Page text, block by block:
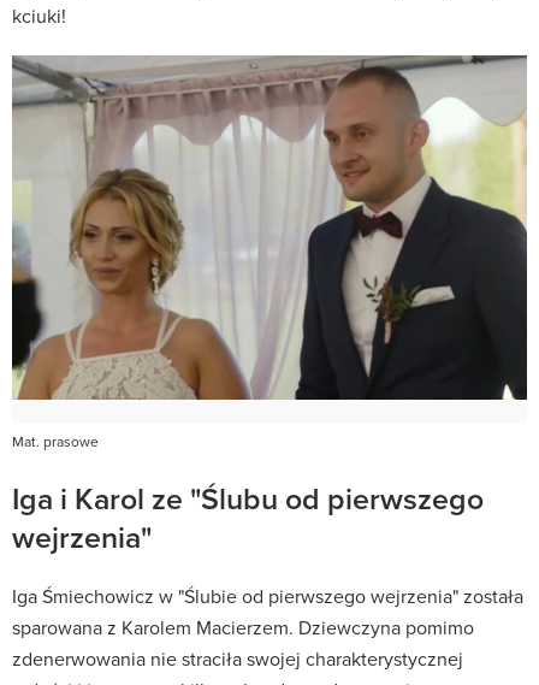
kciuki!
Mat. prasowe
Iga i Karol ze "Ślubu od pierwszego
wejrzenia"
Iga Śmiechowicz w "Ślubie od pierwszego wejrzenia" została
sparowana z Karolem Macierzem. Dziewczyna pomimo
zdenerwowania nie straciła swojej charakterystycznej